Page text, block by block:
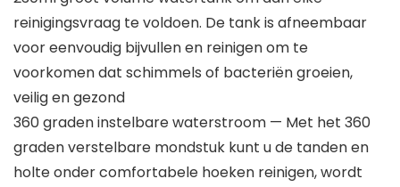
reinigingsvraag te voldoen. De tank is afneembaar
voor eenvoudig bijvullen en reinigen om te
voorkomen dat schimmels of bacteriën groeien,
veilig en gezond
360 graden instelbare waterstroom — Met het 360
graden verstelbare mondstuk kunt u de tanden en
holte onder comfortabele hoeken reinigen, wordt